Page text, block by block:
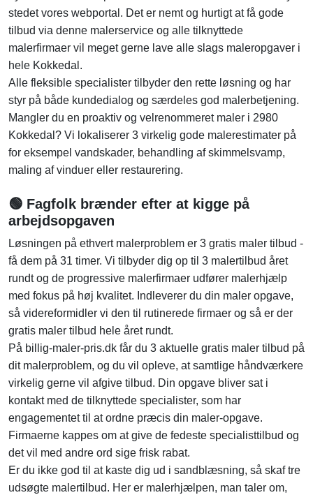
stedet vores webportal. Det er nemt og hurtigt at få gode
tilbud via denne malerservice og alle tilknyttede
malerfirmaer vil meget gerne lave alle slags maleropgaver i
hele Kokkedal.
Alle fleksible specialister tilbyder den rette løsning og har
styr på både kundedialog og særdeles god malerbetjening.
Mangler du en proaktiv og velrenommeret maler i 2980
Kokkedal? Vi lokaliserer 3 virkelig gode malerestimater på
for eksempel vandskader, behandling af skimmelsvamp,
maling af vinduer eller restaurering.
🟢 Fagfolk brænder efter at kigge på
arbejdsopgaven
Løsningen på ethvert malerproblem er 3 gratis maler tilbud -
få dem på 31 timer. Vi tilbyder dig op til 3 malertilbud året
rundt og de progressive malerfirmaer udfører malerhjælp
med fokus på høj kvalitet. Indleverer du din maler opgave,
så videreformidler vi den til rutinerede firmaer og så er der
gratis maler tilbud hele året rundt.
På billig-maler-pris.dk får du 3 aktuelle gratis maler tilbud på
dit malerproblem, og du vil opleve, at samtlige håndværkere
virkelig gerne vil afgive tilbud. Din opgave bliver sat i
kontakt med de tilknyttede specialister, som har
engagementet til at ordne præcis din maler-opgave.
Firmaerne kappes om at give de fedeste specialisttilbud og
det vil med andre ord sige frisk rabat.
Er du ikke god til at kaste dig ud i sandblæsning, så skaf tre
udsøgte malertilbud. Her er malerhjælpen, man taler om,